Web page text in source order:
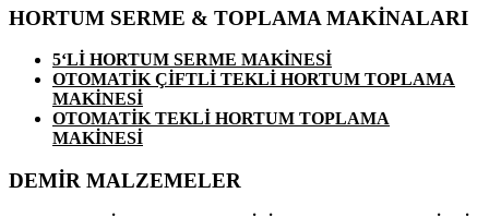
HORTUM SERME & TOPLAMA MAKİNALARI
5‘Lİ HORTUM SERME MAKİNESİ
OTOMATİK ÇİFTLİ TEKLİ HORTUM TOPLAMA
MAKİNESİ
OTOMATİK TEKLİ HORTUM TOPLAMA
MAKİNESİ
DEMİR MALZEMELER